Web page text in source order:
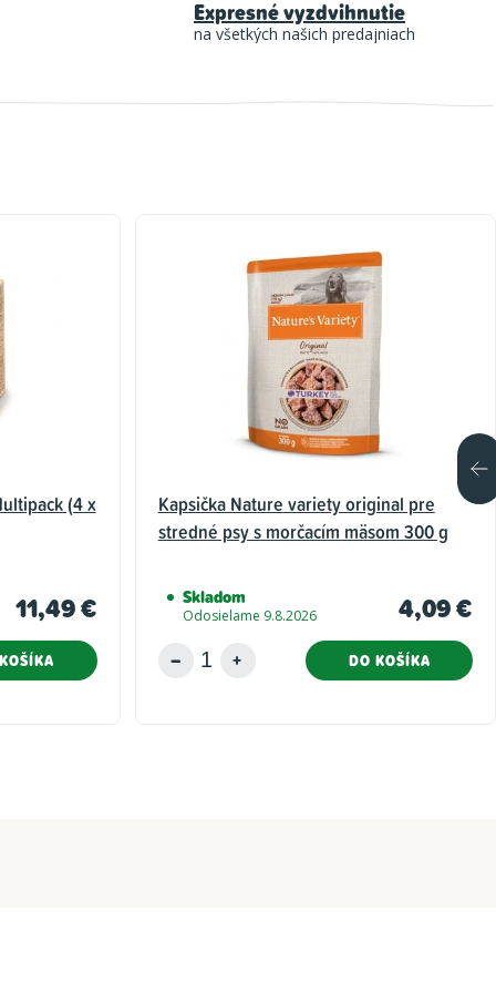
(4 x
11,49 €
Kapsička Nature variety original pre
stredné psy s morčacím mäsom 300 g
Skladom
Odosielame 9.8.2026 4,09 €
DO KOŠÍKA
Expresné vyzdvihnutie
na všetkých našich predajniach